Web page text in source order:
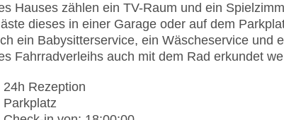
Hauses zählen ein TV-Raum und ein
dieses in einer Garage oder auf dem
ein Babysitterservice, ein Wäscheservice und
Fahrradverleihs auch mit dem Rad erkundet
24h Rezeption
Parkplatz